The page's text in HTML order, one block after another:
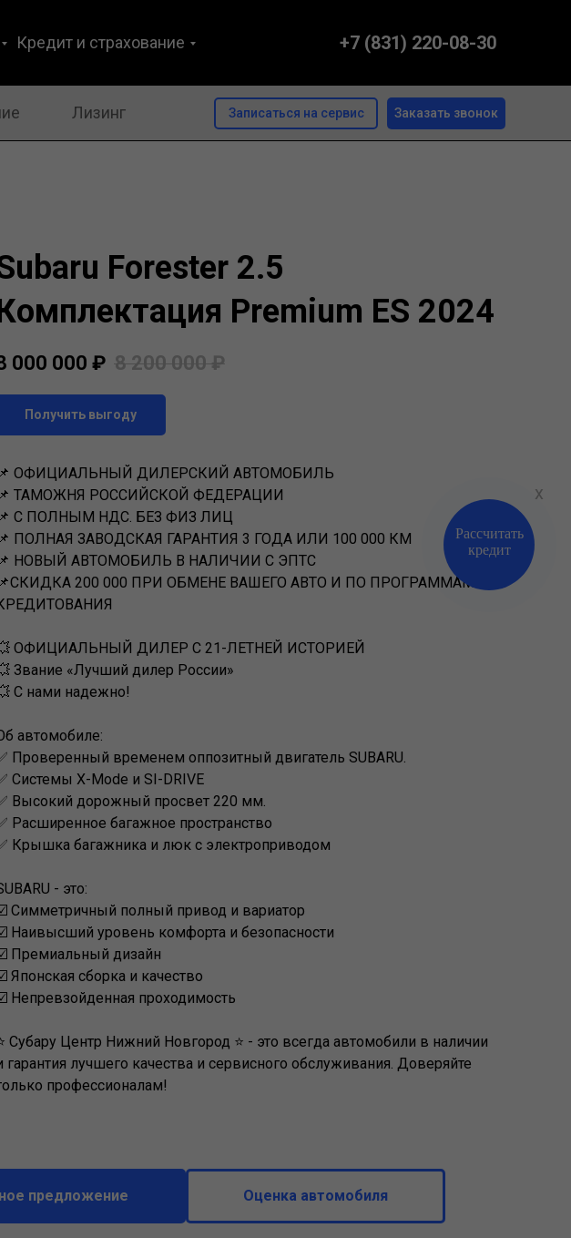
+7 (831) 220-08-30
Заказать звонок
Кредит и страхование
Записаться на сервис
Лизинг
Рассчитать
кредит
Записаться
на сервис
x
Forester 2.5
Premium ES 2024
000 000 ₽ 8 200 000 ₽
Получить выгоду
📌 ОФИЦИАЛЬНЫЙ ДИЛЕРСКИЙ АВТОМОБИЛЬ
📌 ТАМОЖНЯ РОССИЙСКОЙ ФЕДЕРАЦИИ
📌 С ПОЛНЫМ НДС. БЕЗ ФИЗ ЛИЦ
📌 ПОЛНАЯ ЗАВОДСКАЯ ГАРАНТИЯ 3 ГОДА ИЛИ 100 000 КМ
📌 НОВЫЙ АВТОМОБИЛЬ В НАЛИЧИИ С ЭПТС
📌СКИДКА 200 000 ПРИ ОБМЕНЕ ВАШЕГО АВТО И ПО ПРОГРАММАМ
ОФИЦИАЛЬНЫЙ ДИЛЕР С 21-ЛЕТНЕЙ ИСТОРИЕЙ
Звание «Лучший дилер России»
С нами надежно!
автомобиле:
Проверенный временем оппозитный двигатель SUВАRU.
Системы X-Mode и SI-DRIVE
Высокий дорожный просвет 220 мм.
Расширенное багажное пространство
Крышка багажника и люк с электроприводом
- это:
Симметричный полный привод и вариатор
Наивысший уровень комфорта и безопасности
Премиальный дизайн
Японская сборка и качество
Непревзойденная проходимость
Субару Центр Нижний Новгород ⭐ - это всегда автомобили в наличии
гарантия лучшего качества и сервисного обслуживания. Доверяйте
профессионалам!
предложение Оценка автомобиля